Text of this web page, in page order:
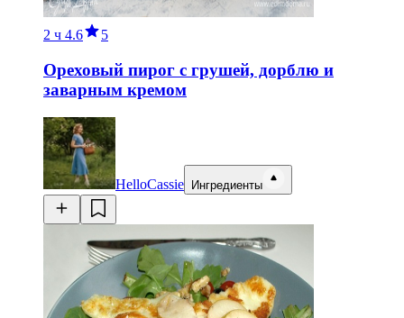
2 ч 4.6 5
Ореховый пирог с грушей, дорблю и
заварным кремом
HelloCassie Ингредиенты